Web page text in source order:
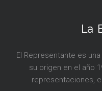
La
El Representante es
su origen en el año
representaciones,